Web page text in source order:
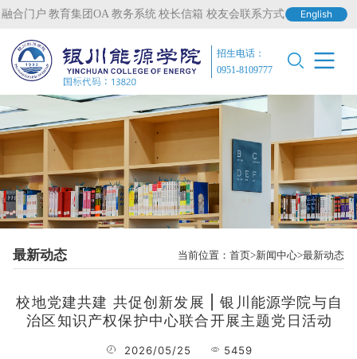
融合门户 教育集团OA 教务系统 校长信箱 校友会联系方式 English
招生电话：
0951-8109777
最新动态 当前位置：首页 新闻中心 最新动态
校地党建共建 共促创新发展 | 银川能源学院与自
治区知识产权保护中心联合开展主题党日活动
2026/05/25 5459